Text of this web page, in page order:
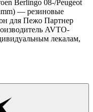
Berlingo 08-/Peugeot
— резиновые
для Пежо Партнер
AVTO-
лекалам,